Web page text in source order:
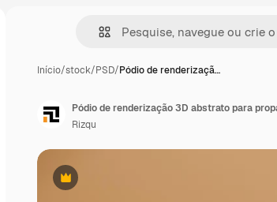
Início/stock/PSD/Pódio de renderizaçã…
Premium
Pódio de renderização 3D abstrato para
Rizqu